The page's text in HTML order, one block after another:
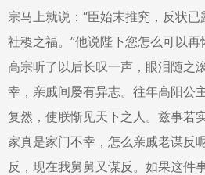
宗马上就说：“臣始末推究，反状
社稷之福。”他说陛下您怎么可以
高宗听了以后长叹一声，眼泪随之
幸，亲戚间屡有异志。往年高阳公
复然，使朕惭见天下之人。兹事若
家真是家门不幸，怎么亲戚老谋反
反，现在我舅舅又谋反。如果这件